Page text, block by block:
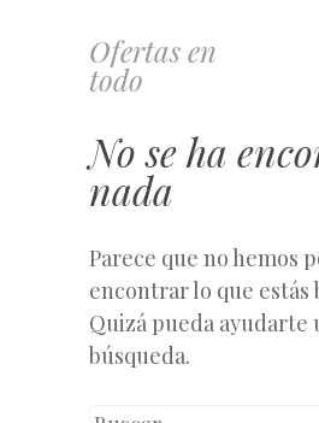
Ofertas en
todo
Saltar
al
No se ha
nada
Parece que no hemos
encontrar lo que estás
Quizá pueda ayudarte
búsqueda.